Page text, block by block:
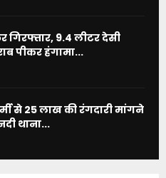
गिरफ्तार, 9.4 लीटर देसी
पीकर हंगामा...
से 25 लाख की रंगदारी मांगने
थाना...